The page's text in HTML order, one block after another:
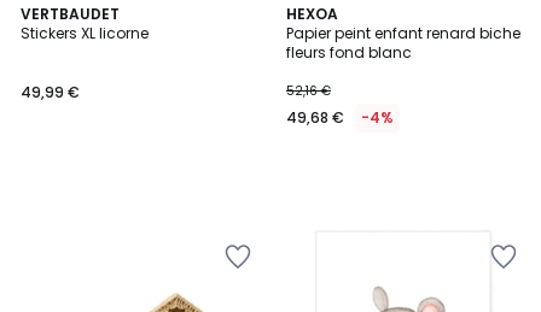
VERTBAUDET
Stickers XL licorne
49,99 €
HEXOA
Papier peint enfant renard biche
fleurs fond blanc
52,16 €
49,68 € -4%